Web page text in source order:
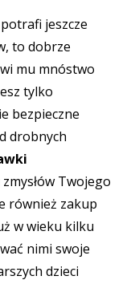
jeszcze
to dobrze
mu mnóstwo
tylko
bezpieczne
drobnych
Twojego
również zakup
w wieku kilku
nimi swoje
dzieci